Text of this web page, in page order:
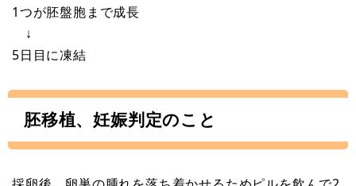
1つが胚盤胞まで成長
↓
5日目に凍結
胚移植、妊娠判定のこと